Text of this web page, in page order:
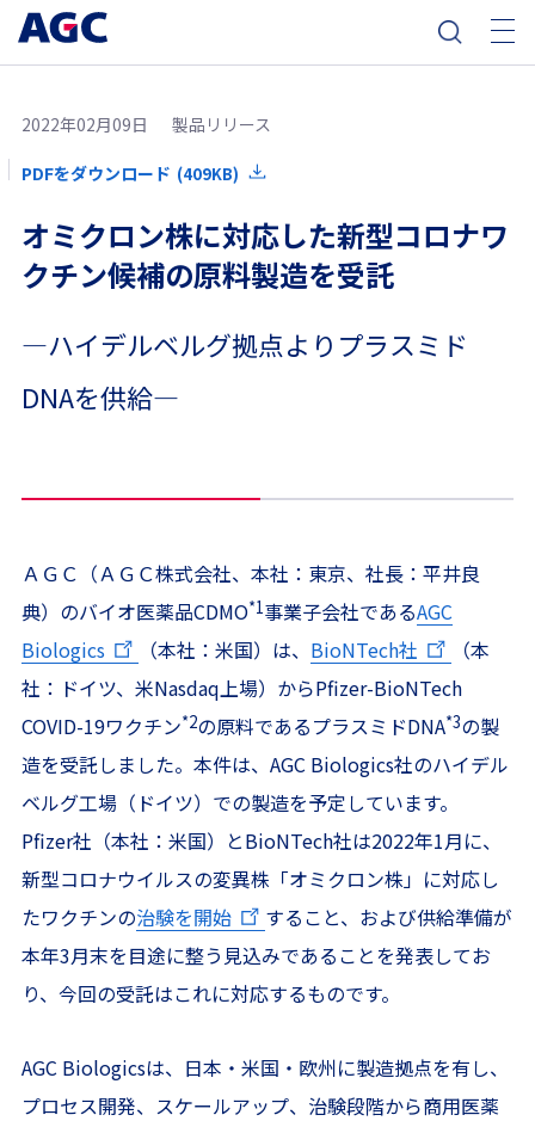
2022年02月09日 製品リリース
PDFをダウンロード (409KB)
オミクロン株に対応した新型コロナワ
クチン候補の原料製造を受託
―ハイデルベルグ拠点よりプラスミド
DNAを供給―
ＡＧＣ（ＡＧＣ株式会社、本社：東京、社長：平井良
典）のバイオ医薬品CDMO*1事業子会社であるAGC
Biologics
（本社：米国）は、 BioNTech社
（本
社：ドイツ、米Nasdaq上場）からPfizer-BioNTech
COVID-19ワクチン*2の原料であるプラスミドDNA*3の製
造を受託しました。本件は、AGC Biologics社のハイデル
ベルグ工場（ドイツ）での製造を予定しています。
Pfizer社（本社：米国）とBioNTech社は2022年1月に、
新型コロナウイルスの変異株「オミクロン株」に対応し
たワクチンの治験を開始
すること、および供給準備が
本年3月末を目途に整う見込みであることを発表してお
り、今回の受託はこれに対応するものです。
AGC Biologicsは、日本・米国・欧州に製造拠点を有し、
プロセス開発、スケールアップ、治験段階から商用医薬